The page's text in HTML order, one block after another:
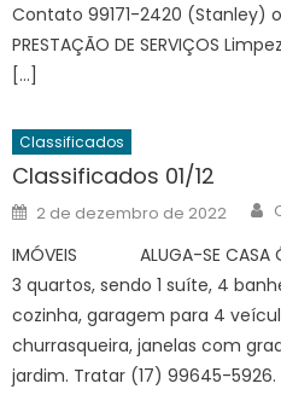
Contato 99171-2420 (Stanley)
PRESTAÇÃO DE SERVIÇOS
[…]
Classificados
Classificados 01/12
Posted
on
2 de dezembro de 2022
IMÓVEIS ALUGA-SE CASA
3 quartos, sendo 1 suíte, 4
cozinha, garagem para 4
churrasqueira, janelas com
jardim. Tratar (17) 99645-5926.